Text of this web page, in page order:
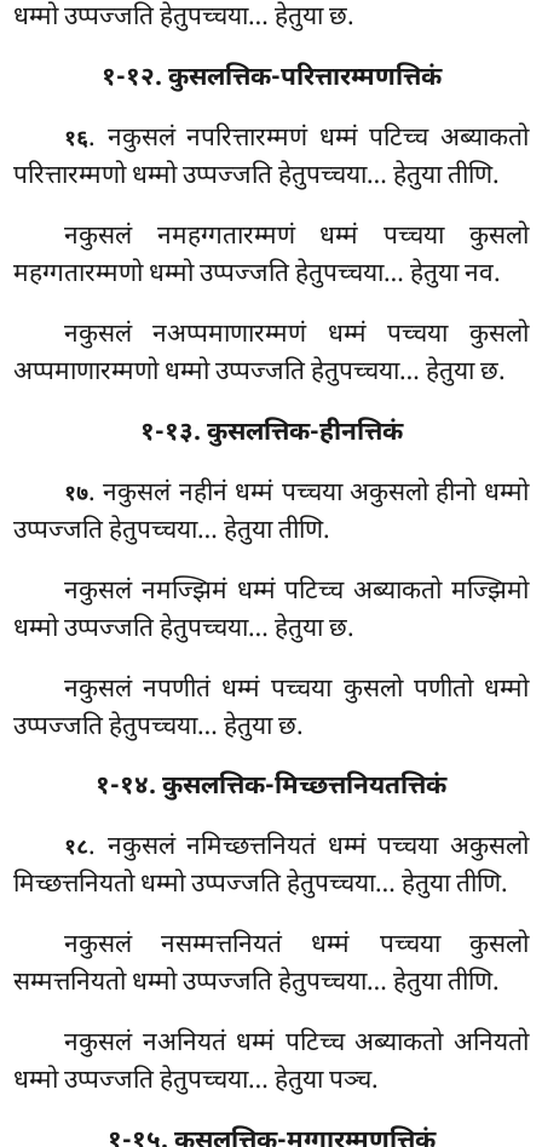
धम्मो उप्पज्जति हेतुपच्चया… हेतुया छ.
१-१२. कुसलत्तिक-परित्तारम्मणत्तिकं
१६. नकुसलं नपरित्तारम्मणं धम्मं पटिच्च अब्याकतो
परित्तारम्मणो धम्मो उप्पज्जति हेतुपच्चया… हेतुया तीणि.
नकुसलं नमहग्गतारम्मणं धम्मं पच्चया कुसलो
महग्गतारम्मणो धम्मो उप्पज्जति हेतुपच्चया… हेतुया नव.
नकुसलं नअप्पमाणारम्मणं धम्मं पच्चया कुसलो
अप्पमाणारम्मणो धम्मो उप्पज्जति हेतुपच्चया… हेतुया छ.
१-१३. कुसलत्तिक-हीनत्तिकं
१७. नकुसलं नहीनं धम्मं पच्चया अकुसलो हीनो धम्मो
उप्पज्जति हेतुपच्चया… हेतुया तीणि.
नकुसलं नमज्झिमं धम्मं पटिच्च अब्याकतो मज्झिमो
धम्मो उप्पज्जति हेतुपच्चया… हेतुया छ.
नकुसलंनपणीतं धम्मं पच्चया कुसलो पणीतो धम्मो
उप्पज्जति हेतुपच्चया… हेतुया छ.
१-१४. कुसलत्तिक-मिच्छत्तनियतत्तिकं
१८. नकुसलं नमिच्छत्तनियतं धम्मं पच्चया अकुसलो
मिच्छत्तनियतो धम्मो उप्पज्जति हेतुपच्चया… हेतुया तीणि.
नकुसलंनसम्मत्तनियतं धम्मं पच्चया कुसलो
सम्मत्तनियतो धम्मो उप्पज्जति हेतुपच्चया… हेतुया तीणि.
नकुसलं नअनियतं धम्मं पटिच्च अब्याकतो अनियतो
धम्मो उप्पज्जति हेतुपच्चया… हेतुया पञ्च.